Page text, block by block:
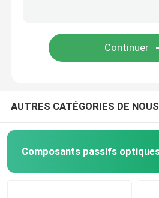
Autres
AUTRES CATÉGORIES DE NOUS